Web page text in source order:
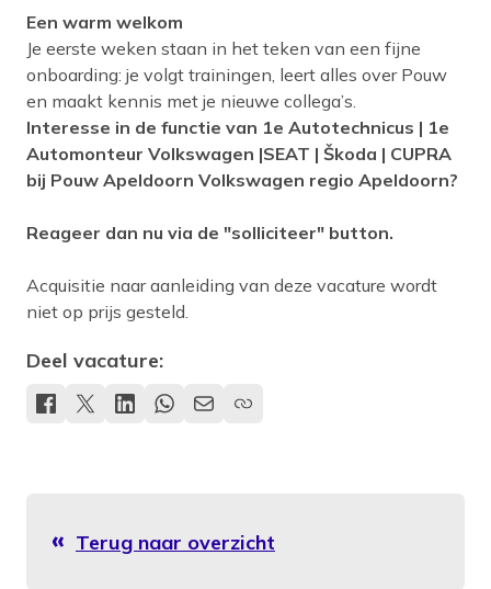
Een warm welkom
Je eerste weken staan in het teken van een fijne
onboarding: je volgt trainingen, leert alles over Pouw
en maakt kennis met je nieuwe collega’s.
Interesse in de functie van 1e Autotechnicus | 1e
Automonteur Volkswagen |SEAT | Škoda | CUPRA
bij Pouw Apeldoorn Volkswagen regio Apeldoorn?
Reageer dan nu via de "solliciteer" button.
Acquisitie naar aanleiding van deze vacature wordt
niet op prijs gesteld.
Deel vacature:
Terug naar overzicht